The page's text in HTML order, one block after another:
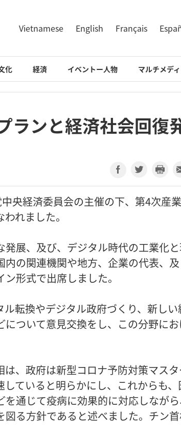
Vietnamese English Français
化 経済 イベントー人物 マルチメデ
ランと経済社会回復
央経済委員会の主催の下、第4次産
れました。
発展、及び、デジタル時代の工業化
の関連機関や地方、企業の代表、及
形式で出席しました。
転換やデジタル政府づくり、新しい
ついて意見交換をし、この分野に
、政府は新型コロナ予防対策マス
ていると明らかにし、これからも、
通じて疫病に効果的に対応しなが
る方針であると述べました。チン